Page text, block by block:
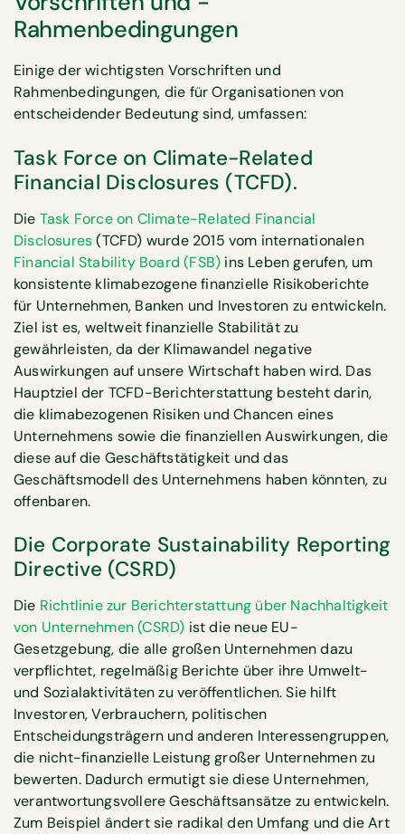
Rahmenbedingungen
Einige der wichtigsten Vorschriften und
Rahmenbedingungen, die für Organisationen von
entscheidender Bedeutung sind, umfassen:
Task Force on Climate-Related
Financial Disclosures (TCFD).
Die Task Force on Climate-Related Financial
Disclosures(TCFD) wurde 2015 vom internationalen
Financial Stability Board (FSB) ins Leben gerufen, um
konsistente klimabezogene finanzielle Risikoberichte
für Unternehmen, Banken und Investoren zu entwickeln.
Ziel ist es, weltweit finanzielle Stabilität zu
gewährleisten, da der Klimawandel negative
Auswirkungen auf unsere Wirtschaft haben wird. Das
Hauptziel der TCFD-Berichterstattung besteht darin,
die klimabezogenen Risiken und Chancen eines
Unternehmens sowie die finanziellen Auswirkungen, die
diese auf die Geschäftstätigkeit und das
Geschäftsmodell des Unternehmens haben könnten, zu
offenbaren.
Die Corporate Sustainability Reporting
Directive (CSRD)
Die Richtlinie zur Berichterstattung über Nachhaltigkeit
von Unternehmen (CSRD) ist die neue EU-
Gesetzgebung, die alle großen Unternehmen dazu
verpflichtet, regelmäßig Berichte über ihre Umwelt-
und Sozialaktivitäten zu veröffentlichen. Sie hilft
Investoren, Verbrauchern, politischen
Entscheidungsträgern und anderen Interessengruppen,
die nicht-finanzielle Leistung großer Unternehmen zu
bewerten. Dadurch ermutigt sie diese Unternehmen,
verantwortungsvollere Geschäftsansätze zu entwickeln.
Zum Beispiel ändert sie radikal den Umfang und die Art